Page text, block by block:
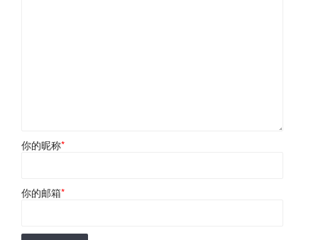
你的昵称*
你的邮箱*